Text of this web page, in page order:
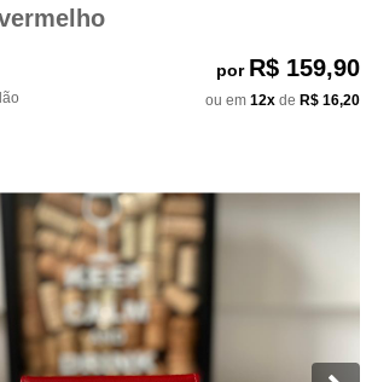
por R$ 159,90
ou em 12x de R$ 16,20